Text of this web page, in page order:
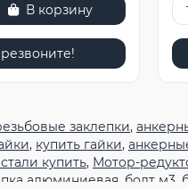
В корзину
заклепки,
, купить гайки,
купить, Мотор-
алюминиевая болт м3